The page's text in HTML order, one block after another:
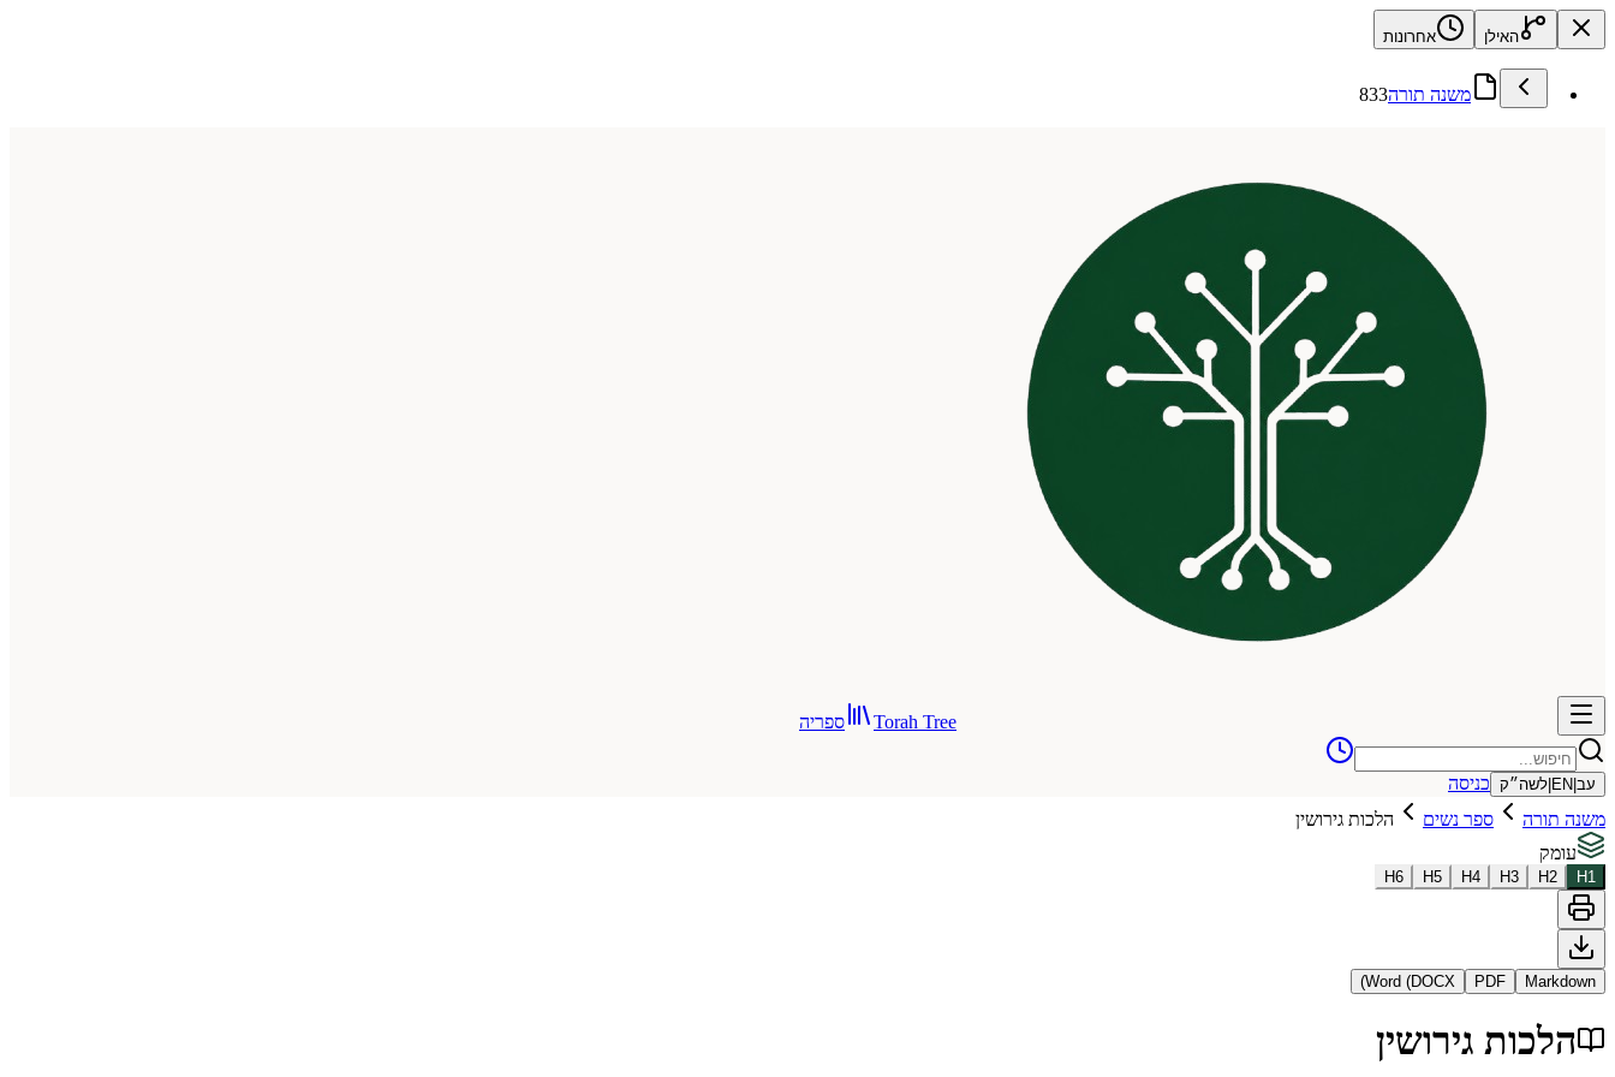
האילן אחרונות
משנה תורה833
Torah Tree ספריה
עב EN לשה״ק כניסה
משנה תורה
ספר נשים
הלכות גירושין
עומק
H1
H2
H3
H4
H5
H6
Markdown
PDF
Word (DOCX)
הלכות גירושין